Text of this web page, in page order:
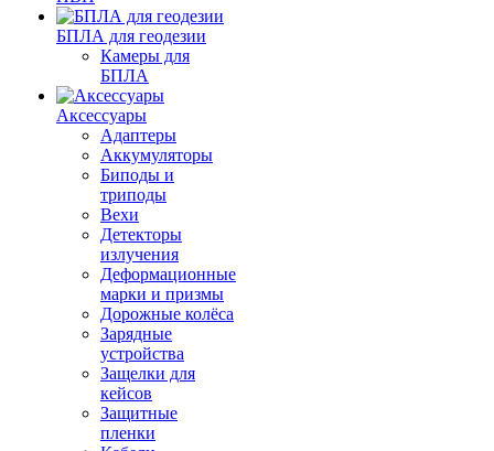
БПЛА для геодезии
Камеры для
БПЛА
Аксессуары
Адаптеры
Аккумуляторы
Биподы и
триподы
Вехи
Детекторы
излучения
Деформационные
марки и призмы
Дорожные колёса
Зарядные
устройства
Защелки для
кейсов
Защитные
пленки